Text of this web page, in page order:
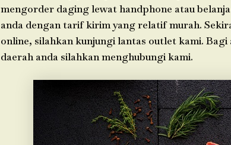
mengorder daging lewat handphone atau
anda dengan tarif kirim yang relatif murah.
online, silahkan kunjungi lantas outlet kami.
daerah anda silahkan menghubungi kami.